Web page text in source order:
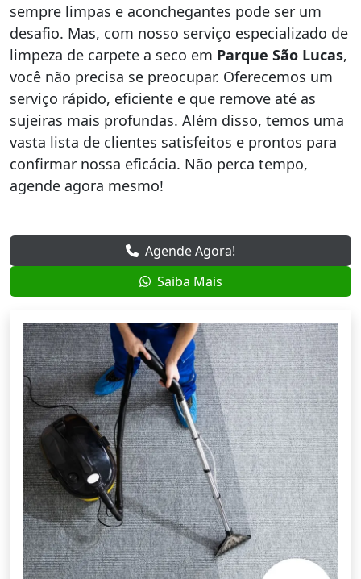
sempre limpas e aconchegantes pode ser um
desafio. Mas, com nosso serviço especializado de
limpeza de carpete a seco em Parque São Lucas,
você não precisa se preocupar. Oferecemos um
serviço rápido, eficiente e que remove até as
sujeiras mais profundas. Além disso, temos uma
vasta lista de clientes satisfeitos e prontos para
confirmar nossa eficácia. Não perca tempo,
agende agora mesmo!
Agende Agora!
Saiba Mais